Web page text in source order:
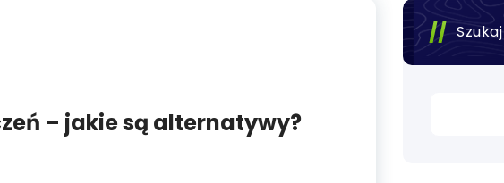
– jakie są alternatywy?
Szukaj